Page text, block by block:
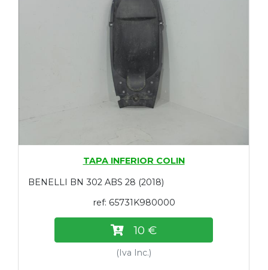
TAPA INFERIOR COLIN
BENELLI BN 302 ABS 28 (2018)
ref: 65731K980000
10 €
(Iva Inc.)